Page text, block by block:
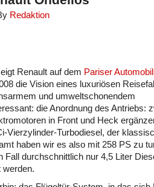
Redaktion
Renault auf dem Pariser
die Vision eines luxuriösen
und umweltschonendem
die Anordnung des Antriebs:
in Front und Heck
Vierzylinder-Turbodiesel, der
haben wir es also mit 258 PS zu
Fall durchschnittlich nur 4,5 Liter
werden.